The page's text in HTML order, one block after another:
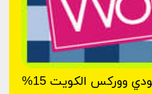
ووركس الكويت 15%